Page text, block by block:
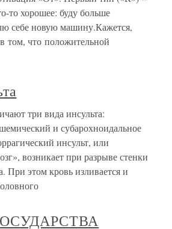
то хорошее: буду больше
себе новую машину.Кажется,
том, что положительной
три вида инсульта:
и субарохноидальное
инсульт, или
возникает при разрыве стенки
При этом кровь изливается и